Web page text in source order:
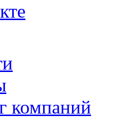
компаний